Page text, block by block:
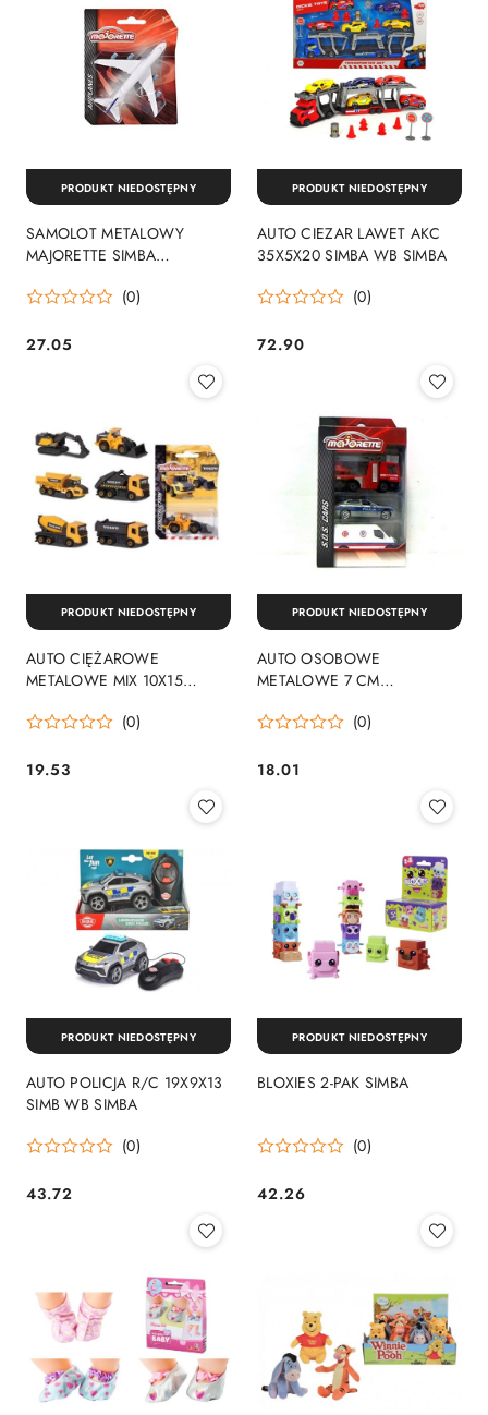
SAMOLOT METALOWY
MAJORETTE SIMBA
(0)
Cena:
27.05
PRODUKT NIEDOSTĘPNY
AUTO CIEZAR LAWET AKC
35X5X20 SIMBA WB SIMBA
(0)
Cena:
72.90
PRODUKT NIEDOSTĘPNY
AUTO CIĘŻAROWE
METALOWE MIX 10X15
SIMBA 212057283
(0)
Cena:
19.53
PRODUKT NIEDOSTĘPNY
AUTO OSOBOWE
METALOWE 7 CM
212052010
(0)
Cena:
18.01
PRODUKT NIEDOSTĘPNY
AUTO POLICJA R/C 19X9X13
SIMB WB SIMBA
(0)
Cena:
43.72
PRODUKT NIEDOSTĘPNY
BLOXIES 2-PAK SIMBA
(0)
Cena:
42.26
PRODUKT NIEDOSTĘPNY